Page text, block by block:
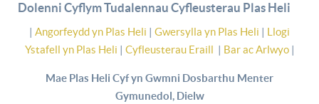
Dolenni Cyflym Tudalennau Cyfleusterau Plas Heli
| Angorfeydd yn Plas Heli | Gwersylla yn Plas Heli | Llogi
Ystafell yn Plas Heli | Cyfleusterau Eraill | Bar ac Arlwyo|
Mae Plas Heli Cyf yn Gwmni Dosbarthu Menter
Gymunedol, Dielw